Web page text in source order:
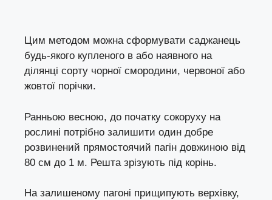
Цим методом можна сформувати саджанець
будь-якого купленого в або наявного на
ділянці сорту чорної смородини, червоної або
жовтої порічки.
Ранньою весною, до початку сокоруху на
рослині потрібно залишити один добре
розвинений прямостоячий пагін довжиною від
80 см до 1 м. Решта зрізують під корінь.
На залишеному пагоні прищипують верхівку,